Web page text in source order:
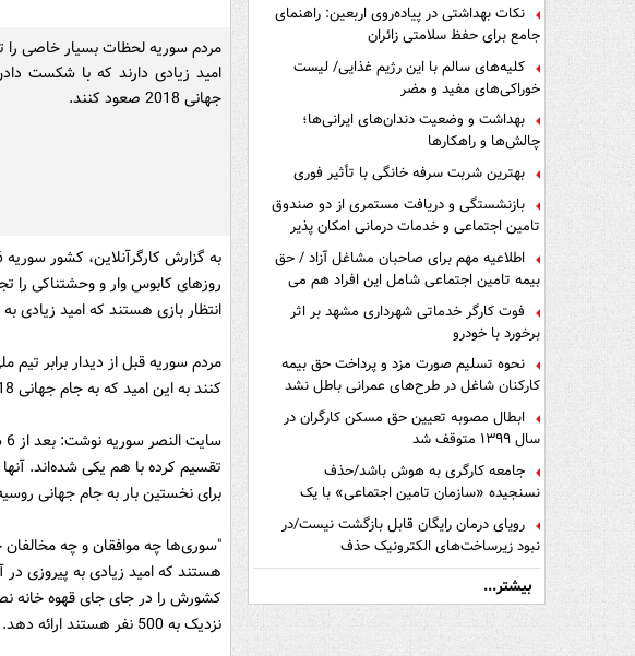
نکات بهداشتی در پیاده‌روی اربعین: راهنمای
جامع برای حفظ سلامتی زائران
کلیه‌های سالم با این رژیم غذایی/ لیست
خوراکی‌های مفید و مضر
بهداشت و وضعیت دندان‌های ایرانی‌ها؛
چالش‌ها و راهکارها
بهترین شربت سرفه خانگی با تأثیر فوری
بازنشستگی و دریافت مستمری از دو صندوق
تامین اجتماعی و خدمات درمانی امکان پذیر
است ؟
اطلاعیه مهم برای صاحبان مشاغل آزاد / حق
بیمه تامین اجتماعی شامل این افراد هم می
شودفوت کارگر خدماتی شهرداری مشهد بر اثر
برخورد با خودرو
نحوه تسلیم صورت مزد و پرداخت حق بیمه
کارکنان شاغل در طرح‌های عمرانی باطل نشد
ابطال مصوبه تعیین حق مسکن کارگران در
سال ۱۳۹۹ متوقف شد
جامعه کارگری به هوش باشد/حذف
نسنجیده «سازمان تامین اجتماعی» با یک
تفاهم نامه!
رویای درمان رایگان قابل بازگشت نیست/در
نبود زیرساخت‌های الکترونیک حذف
دفترچه‌های بیمه اشتباه مضاعف است
بیشتر...
مردم سوریه لحظات بسیار خاصی را
امید زیادی دارند که با شکست
جهانی 2018 صعود کنند.
انتظار بازی هستند که امید زیادی
مردم سوریه قبل از دیدار برابر
کنند به این امید که به جام جهانی 2018 روسیه راه پیدا کنند و نام آنها بر سر زبان ها افتد.
تقسیم کرده با هم یکی شده‌اند.
برای نخستین بار به جام جهانی
"سوری‌ها چه موافقان و چه مخالفان
هستند که امید زیادی به پیروزی
کشورش را در جای جای قهوه خانه
نزدیک به 500 نفر هستند ارائه دهد.